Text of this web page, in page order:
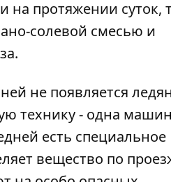
на протяжении суток,
солевой смесью и
не появляется
технику - одна
есть специальное
вещество по